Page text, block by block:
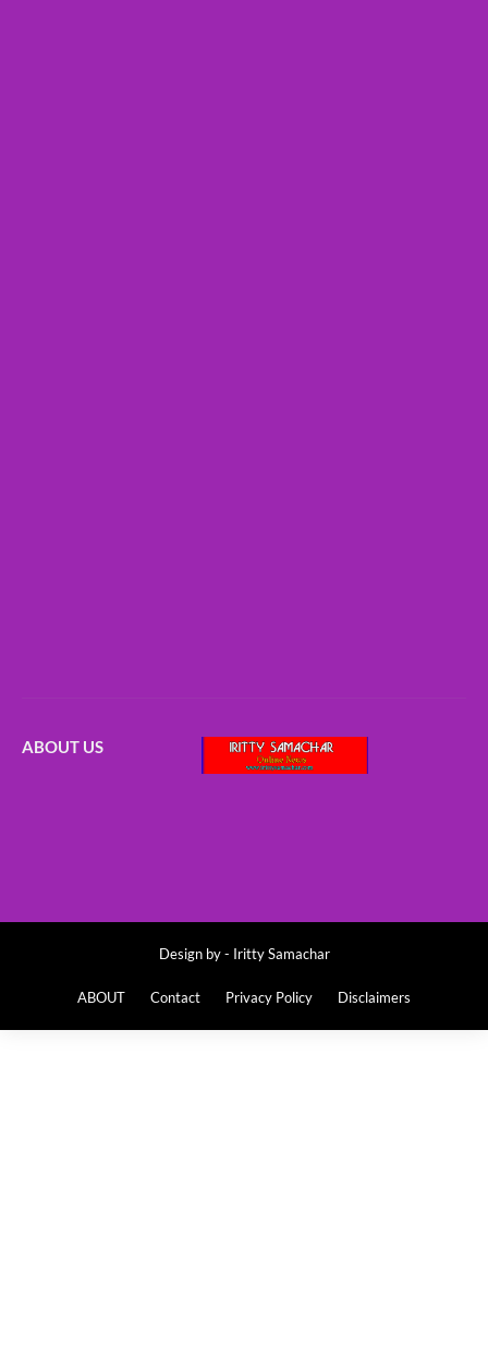
ABOUT US
Design by - Iritty Samachar
ABOUT Contact Privacy Policy Disclaimers